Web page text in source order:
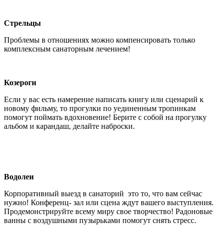
Стрельцы
Проблемы в отношениях можно компенсировать только
комплексным санаторным лечением!
Козероги
Если у вас есть намерение написать книгу или сценарий к
новому фильму, то прогулки по уединенным тропинкам
помогут поймать вдохновение! Берите с собой на прогулку
альбом и карандаш, делайте наброски.
Водолеи
Корпоративный выезд в санаторий это то, что вам сейчас
нужно! Конференц- зал или сцена ждут вашего выступления.
Продемонстрируйте всему миру свое творчество! Радоновые
ванны с воздушными пузырьками помогут снять стресс.